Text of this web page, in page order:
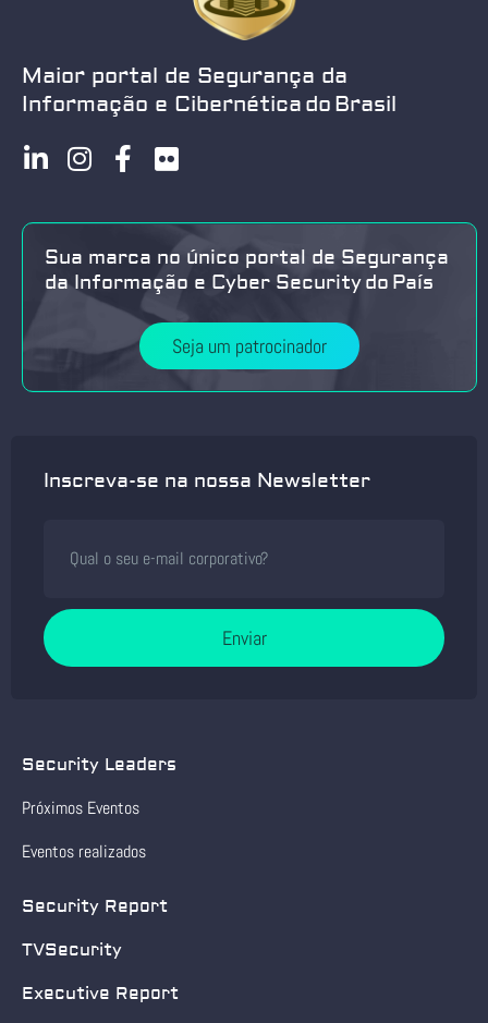
Maior portal de Segurança da
Informação e Cibernética do Brasil
Sua marca no único portal de Segurança
da Informação e Cyber Security do País
Seja um patrocinador
Inscreva-se na nossa Newsletter
Enviar
Security Leaders
Próximos Eventos
Eventos realizados
Security Report
TVSecurity
Executive Report